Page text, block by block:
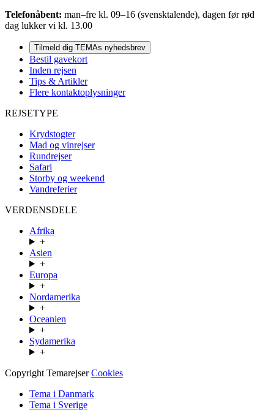
Telefonåbent: man–fre kl. 09–16 (svensktalende), dagen før rød
dag lukker vi kl. 13.00
Tilmeld dig TEMAs nyhedsbrev
Bestil gavekort
Inden rejsen
Tips & Artikler
Flere kontaktoplysninger
REJSETYPE
Krydstogter
Mad og vinrejser
Rundrejser
Safari
Storby og weekend
Vandreferier
VERDENSDELE
Afrika
+
Asien
+
Europa
+
Nordamerika
+
Oceanien
+
Sydamerika
+
Copyright TemarejserCookies
Tema i Danmark
Tema i Sverige